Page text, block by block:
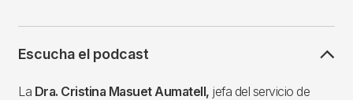
Escucha el podcast
La Dra. Cristina Masuet Aumatell, jefa del servicio de